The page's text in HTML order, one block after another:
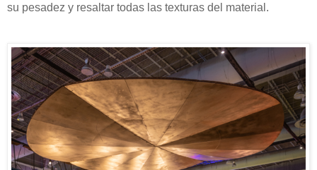
su pesadez y resaltar todas las texturas del material.